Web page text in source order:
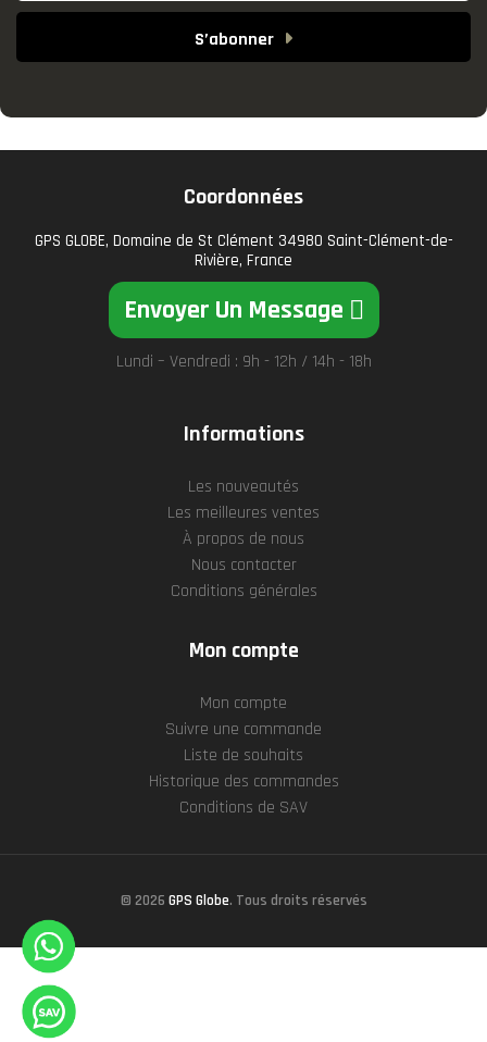
S’abonner
Coordonnées
GPS GLOBE, Domaine de St Clément 34980 Saint-Clément-de-
Rivière, France
Envoyer Un Message
Lundi – Vendredi : 9h - 12h / 14h - 18h
Informations
Les nouveautés
Les meilleures ventes
À propos de nous
Nous contacter
Conditions générales
Mon compte
Mon compte
Suivre une commande
Liste de souhaits
Historique des commandes
Conditions de SAV
© 2026 GPS Globe. Tous droits réservés